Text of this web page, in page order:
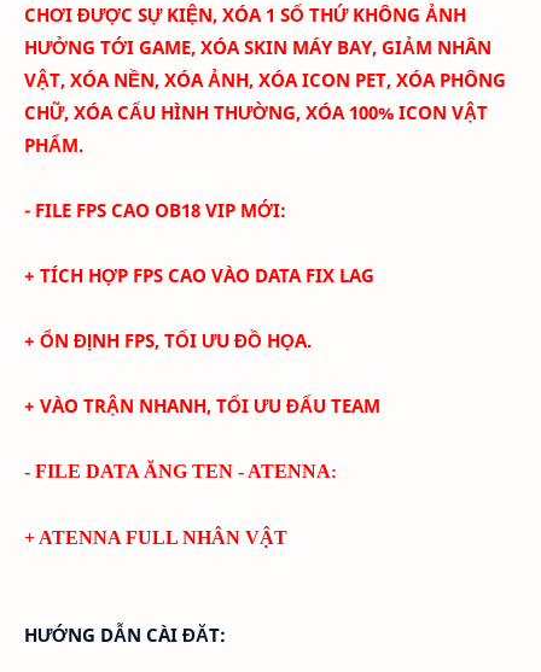
CHƠI ĐƯỢC SỰ KIỆN, XÓA 1 SỐ THỨ KHÔNG ẢNH
HƯỞNG TỚI GAME, XÓA SKIN MÁY BAY, GIẢM NHÂN
VẬT, XÓA NỀN, XÓA ẢNH, XÓA ICON PET, XÓA PHÔNG
CHỮ, XÓA CẤU HÌNH THƯỜNG, XÓA 100% ICON VẬT
PHẨM.
- FILE FPS CAO OB18 VIP MỚI:
+ TÍCH HỢP FPS CAO VÀO DATA FIX LAG
+ ỔN ĐỊNH FPS, TỐI ƯU ĐỒ HỌA.
+ VÀO TRẬN NHANH, TỐI ƯU ĐẤU TEAM
- FILE DATA ĂNG TEN - ATENNA:
+ ATENNA FULL NHÂN VẬT
HƯỚNG DẪN CÀI ĐĂT: